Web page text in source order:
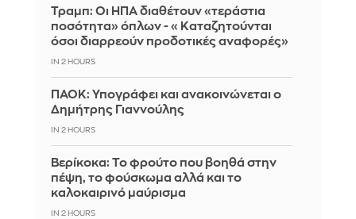
Τραμπ: Οι ΗΠΑ διαθέτουν «τεράστια
ποσότητα» όπλων - «Καταζητούνται
όσοι διαρρεούν προδοτικές αναφορές»
IN 2 HOURS
ΠΑΟΚ: Υπογράφει και ανακοινώνεται ο
Δημήτρης Γιαννούλης
IN 2 HOURS
Βερίκοκα: Το φρούτο που βοηθά στην
πέψη, το φούσκωμα αλλά και το
καλοκαιρινό μαύρισμα
IN 2 HOURS